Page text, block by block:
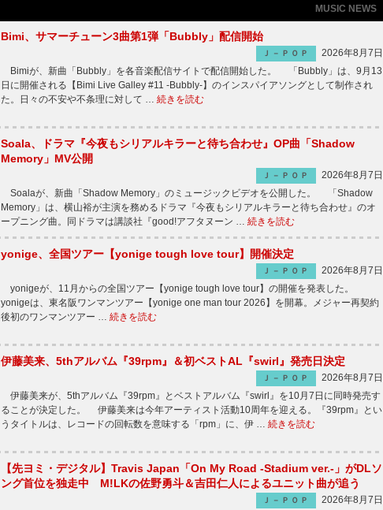
MUSIC NEWS
Bimi、サマーチューン3曲第1弾「Bubbly」配信開始
Ｊ－ＰＯＰ
2026年8月7日
Bimiが、新曲「Bubbly」を各音楽配信サイトで配信開始した。 「Bubbly」は、9月13
日に開催される【Bimi Live Galley #11 -Bubbly-】のインスパイアソングとして制作され
た。日々の不安や不条理に対して … 続きを読む
Soala、ドラマ『今夜もシリアルキラーと待ち合わせ』OP曲「Shadow
Memory」MV公開
Ｊ－ＰＯＰ
2026年8月7日
Soalaが、新曲「Shadow Memory」のミュージックビデオを公開した。 「Shadow
Memory」は、横山裕が主演を務めるドラマ『今夜もシリアルキラーと待ち合わせ』のオ
ープニング曲。同ドラマは講談社『good!アフタヌーン … 続きを読む
yonige、全国ツアー【yonige tough love tour】開催決定
Ｊ－ＰＯＰ
2026年8月7日
yonigeが、11月からの全国ツアー【yonige tough love tour】の開催を発表した。
yonigeは、東名阪ワンマンツアー【yonige one man tour 2026】を開幕。メジャー再契約
後初のワンマンツアー … 続きを読む
伊藤美来、5thアルバム『39rpm』＆初ベストAL『swirl』発売日決定
Ｊ－ＰＯＰ
2026年8月7日
伊藤美来が、5thアルバム『39rpm』とベストアルバム『swirl』を10月7日に同時発売す
ることが決定した。 伊藤美来は今年アーティスト活動10周年を迎える。『39rpm』とい
うタイトルは、レコードの回転数を意味する「rpm」に、伊 … 続きを読む
【先ヨミ・デジタル】Travis Japan「On My Road -Stadium ver.-」がDLソ
ング首位を独走中 M!LKの佐野勇斗＆吉田仁人によるユニット曲が追う
Ｊ－ＰＯＰ 2026年8月7日